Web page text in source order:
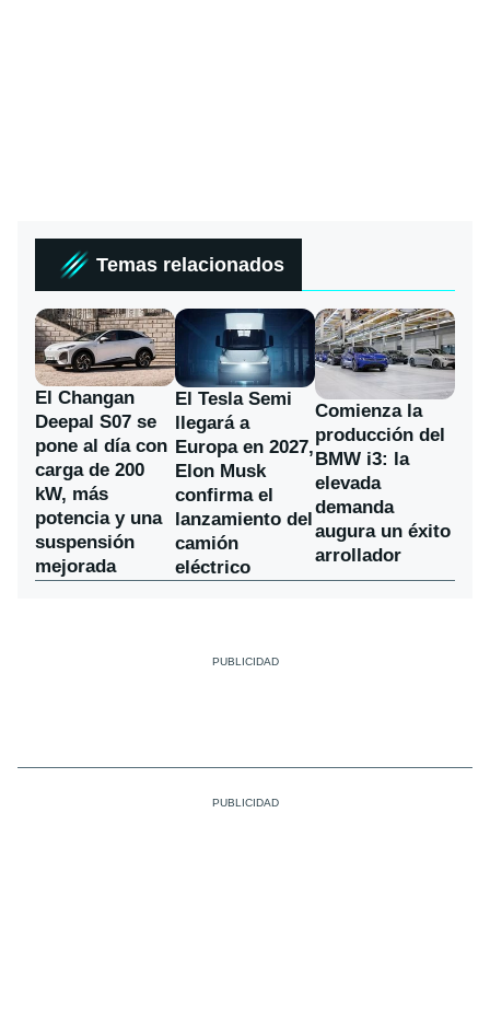
Temas relacionados
El Changan
Deepal S07 se
pone al día con
carga de 200
kW, más
potencia y una
suspensión
mejorada
El Tesla Semi
llegará a
Europa en 2027,
Elon Musk
confirma el
lanzamiento del
camión
eléctrico
Comienza la
producción del
BMW i3: la
elevada
demanda
augura un éxito
arrollador